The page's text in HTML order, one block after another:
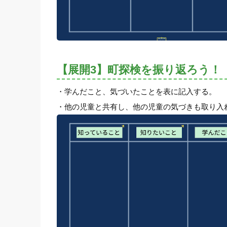
【展開3】町探検を振り返ろう！
・学んだこと、気づいたことを表に記入する。
・他の児童と共有し、他の児童の気づきも取り入